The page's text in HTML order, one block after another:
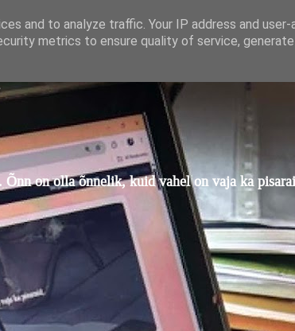
on olla õnnelik, kuid vahel on vaja ka
and to analyze traffic. Your IP address and user-
metrics to ensure quality of service,